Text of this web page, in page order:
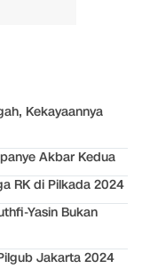
Kekayaannya
Akbar Kedua
RK di Pilkada 2024
Yasin Bukan
Jakarta 2024